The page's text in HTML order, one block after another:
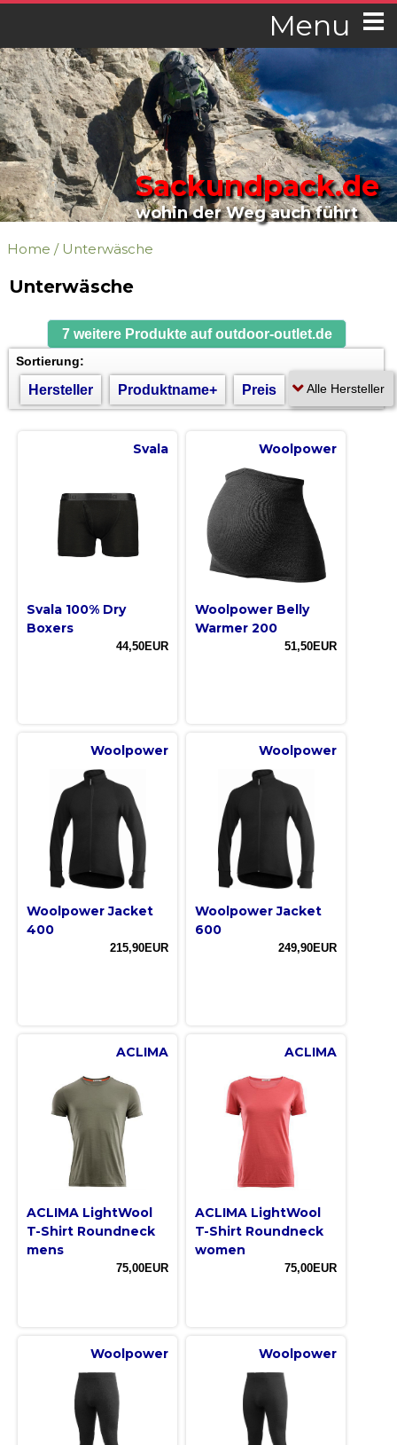
Menu
Sackundpack.de
wohin der Weg auch führt
Home / Unterwäsche
Unterwäsche
7 weitere Produkte auf outdoor-outlet.de
Sortierung:
Hersteller Produktname+ Preis
Svala
Svala 100% Dry
Boxers
44,50EUR
Woolpower
Woolpower Belly
Warmer 200
51,50EUR
Woolpower
Woolpower Jacket
400
215,90EUR
Woolpower
Woolpower Jacket
600
249,90EUR
ACLIMA
ACLIMA LightWool
T-Shirt Roundneck
mens
75,00EUR
ACLIMA
ACLIMA LightWool
T-Shirt Roundneck
women
75,00EUR
Woolpower Woolpower